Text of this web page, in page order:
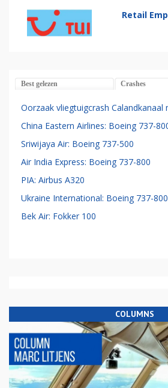
Retail
Best gelezen Crashes
Oorzaak vliegtuigcrash Calandkanaal
China Eastern Airlines: Boeing 737-
Sriwijaya Air: Boeing 737-500
Air India Express: Boeing 737-800
PIA: Airbus A320
Ukraine International: Boeing 737-800
Bek Air: Fokker 100
COLUMNS